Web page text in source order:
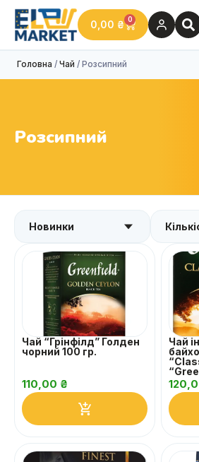
0,00 ₴ 0
Головна / Чай / Розсипний
Розсипний
Чай “Грінфілд” Голден
чорний 100 гр.
110,00 ₴
Чай